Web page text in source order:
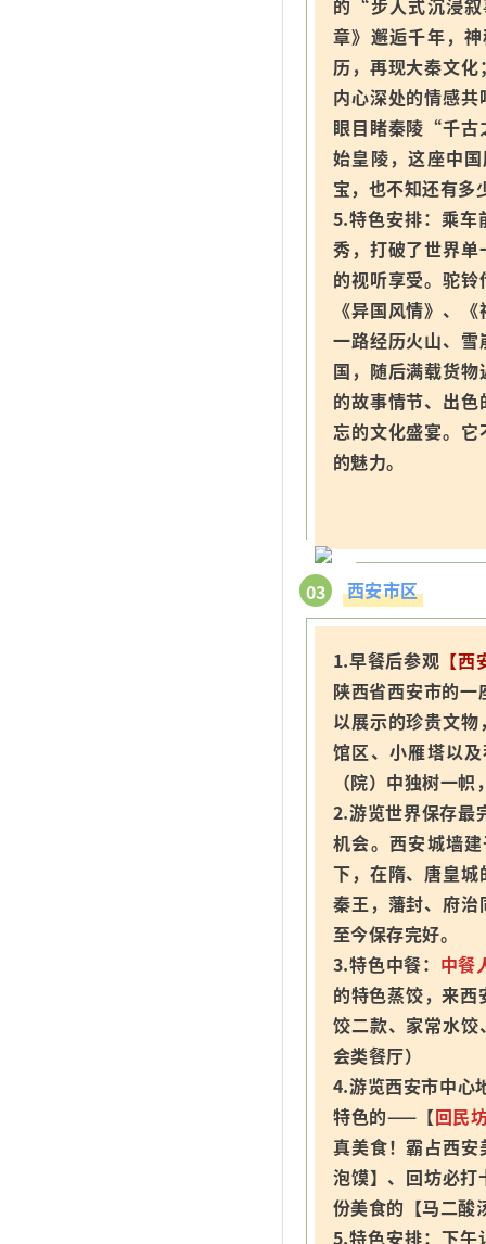
的“步人式沉浸
章》邂逅千年，
历，再现大秦文
内心深处的情感
眼目睹秦陵“千古
始皇陵，这座中
宝，也不知还有
5.特色安排：乘车
秀，打破了世界
的视听享受。驼
《异国风情》、
一路经历火山、
国，随后满载货
的故事情节、出
忘的文化盛宴。
的魅力。
03 西安市区
1.早餐后参观 【
陕西省西安市的
以展示的珍贵文
馆区、小雁塔以
（院）中独树一
2.游览世界保存最
机会。西安城墙
下，在隋、唐皇
秦王，藩封、府
至今保存完好。
3.特色中餐： 中餐
的特色蒸饺，来
饺二款、家常水
会类餐厅）
4.游览西安市中
特色的——【回民
真美食！霸占西
泡馍】、回坊必
份美食的【马二
5.特色安排：下午